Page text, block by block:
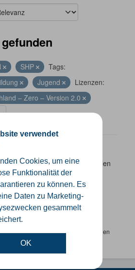
verwendet
Cookies, um eine
Funktionalität der
zu können. Es
Daten zu Marketing-
gesammelt
OK
SHP
Tags:
Jugend
Lizenzen:
– Zero – Version 2.0
eine Darstellung der Schulen
zu Schulform,
und Schulträger.
Wenden Sie sich bitte an einen
guetersloh.de